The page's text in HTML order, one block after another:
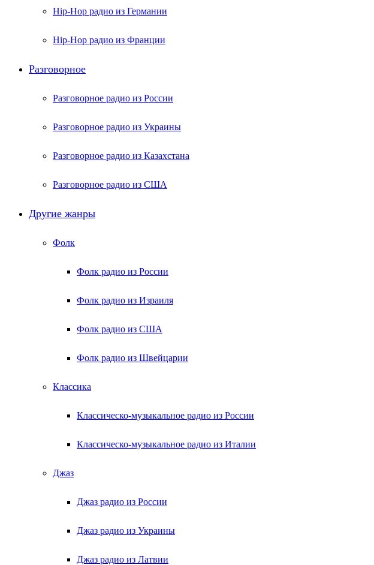
Hip-Hop радио из Германии
Hip-Hop радио из Франции
Разговорное
Разговорное радио из России
Разговорное радио из Украины
Разговорное радио из Казахстана
Разговорное радио из США
Другие жанры
Фолк
Фолк радио из России
Фолк радио из Израиля
Фолк радио из США
Фолк радио из Швейцарии
Классика
Классическо-музыкальное радио из России
Классическо-музыкальное радио из Италии
Джаз
Джаз радио из России
Джаз радио из Украины
Джаз радио из Латвии